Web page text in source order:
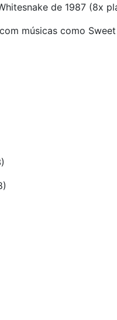
de 1987 (8x
músicas como